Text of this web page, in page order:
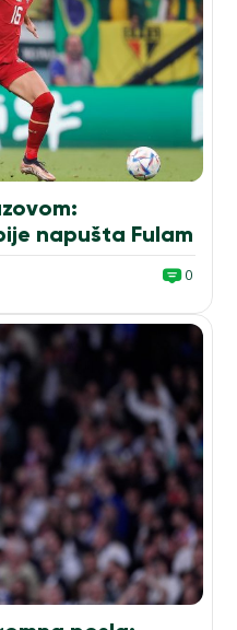
napušta Fulam
0